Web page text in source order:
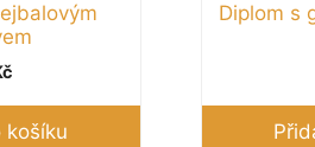
košíku
Diplom s